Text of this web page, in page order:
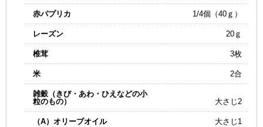
赤パプリカ 1/4個（40ｇ）
レーズン 20ｇ
椎茸 3枚
米 2合
雑穀（きび・あわ・ひえなどの小
粒のもの）
大さじ2
（A）オリーブオイル 大さじ1